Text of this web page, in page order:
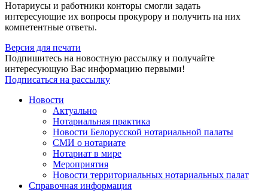
Нотариусы и работники конторы смогли задать
интересующие их вопросы прокурору и получить на них
компетентные ответы.
Версия для печати
Подпишитесь на новостную рассылку и получайте
интересующую Вас информацию первыми!
Подписаться на рассылку
Новости
Актуально
Нотариальная практика
Новости Белорусской нотариальной палаты
СМИ о нотариате
Нотариат в мире
Мероприятия
Новости территориальных нотариальных палат
Справочная информация